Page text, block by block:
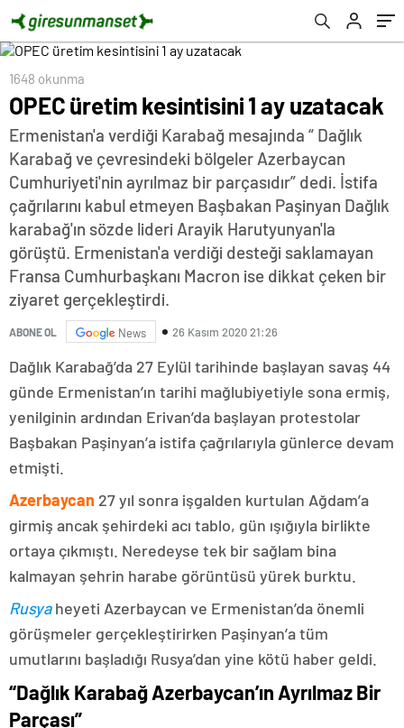
1648 okunma
OPEC üretim kesintisini 1 ay uzatacak
Ermenistan'a verdiği Karabağ mesajında “ Dağlık
Karabağ ve çevresindeki bölgeler Azerbaycan
Cumhuriyeti'nin ayrılmaz bir parçasıdır” dedi. İstifa
çağrılarını kabul etmeyen Başbakan Paşinyan Dağlık
karabağ'ın sözde lideri Arayik Harutyunyan'la
görüştü. Ermenistan'a verdiği desteği saklamayan
Fransa Cumhurbaşkanı Macron ise dikkat çeken bir
ziyaret gerçekleştirdi.
ABONE OL News 26 Kasım 2020 21:26
Dağlık Karabağ’da 27 Eylül tarihinde başlayan savaş 44
günde Ermenistan’ın tarihi mağlubiyetiyle sona ermiş,
yenilginin ardından Erivan’da başlayan protestolar
Başbakan Paşinyan’a istifa çağrılarıyla günlerce devam
etmişti.
Azerbaycan 27 yıl sonra işgalden kurtulan Ağdam’a
girmiş ancak şehirdeki acı tablo, gün ışığıyla birlikte
ortaya çıkmıştı. Neredeyse tek bir sağlam bina
kalmayan şehrin harabe görüntüsü yürek burktu.
Rusyaheyeti Azerbaycan ve Ermenistan’da önemli
görüşmeler gerçekleştirirken Paşinyan’a tüm
umutlarını başladığı Rusya’dan yine kötü haber geldi.
“Dağlık Karabağ Azerbaycan’ın Ayrılmaz Bir
Parçası”